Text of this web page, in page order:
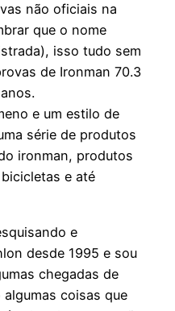
não oficiais na
que o nome
isso tudo sem
de Ironman 70.3
e um estilo de
série de produtos
ironman, produtos
e até
e
desde 1995 e sou
chegadas de
coisas que